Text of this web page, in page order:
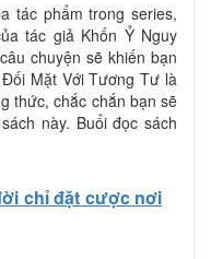
tác phẩm trong series,
tác giả Khốn Ỷ Nguy
chuyện sẽ khiến bạn
Mặt Với Tương Tư là
thức, chắc chắn bạn sẽ
này. Buổi đọc sách
chỉ đặt cược nơi